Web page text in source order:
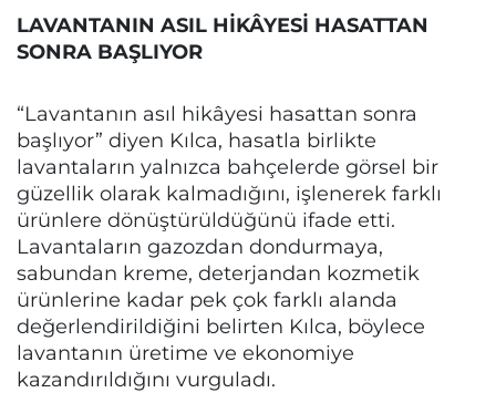
LAVANTANIN ASIL HİKÂYESİ HASATTAN
SONRA BAŞLIYOR
“Lavantanın asıl hikâyesi hasattan sonra
başlıyor” diyen Kılca, hasatla birlikte
lavantaların yalnızca bahçelerde görsel bir
güzellik olarak kalmadığını, işlenerek farklı
ürünlere dönüştürüldüğünü ifade etti.
Lavantaların gazozdan dondurmaya,
sabundan kreme, deterjandan kozmetik
ürünlerine kadar pek çok farklı alanda
değerlendirildiğini belirten Kılca, böylece
lavantanın üretime ve ekonomiye
kazandırıldığını vurguladı.